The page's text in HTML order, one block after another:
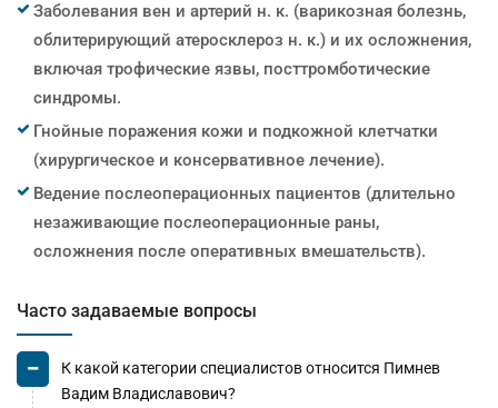
Заболевания вен и артерий н. к. (варикозная болезнь,
облитерирующий атеросклероз н. к.) и их осложнения,
включая трофические язвы, посттромботические
синдромы.
Гнойные поражения кожи и подкожной клетчатки
(хирургическое и консервативное лечение).
Ведение послеоперационных пациентов (длительно
незаживающие послеоперационные раны,
осложнения после оперативных вмешательств).
Часто задаваемые вопросы
К какой категории специалистов относится Пимнев
Вадим Владиславович?